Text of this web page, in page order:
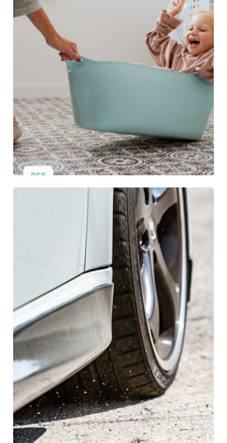
Lire la suite
RSE
Rapport RSE 2025 : le
groupe Altaïr publie
« La preuve par
Lire la suite